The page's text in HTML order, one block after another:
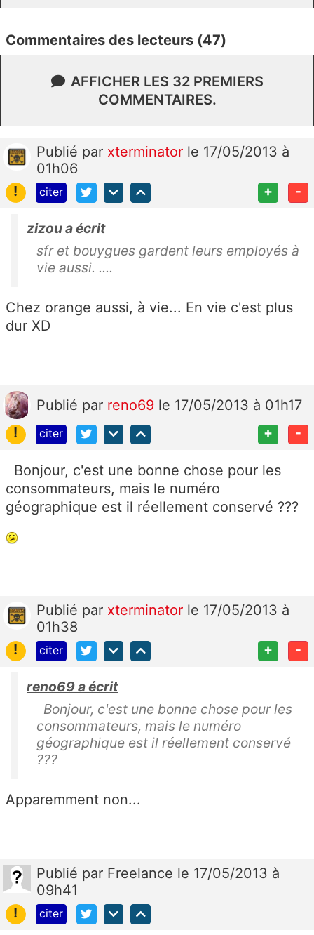
Commentaires des lecteurs (47)
AFFICHER LES 32 PREMIERS
COMMENTAIRES.
Publié par xterminator le 17/05/2013 à
01h06
!
citer + -
zizou a écrit
sfr et bouygues gardent leurs employés à
vie aussi. ....
Chez orange aussi, à vie... En vie c'est plus
dur XD
Publié par reno69 le 17/05/2013 à 01h17
!
citer + -
Bonjour, c'est une bonne chose pour les
consommateurs, mais le numéro
géographique est il réellement conservé ???
Publié par xterminator le 17/05/2013 à
01h38
!
citer + -
reno69 a écrit
Bonjour, c'est une bonne chose pour les
consommateurs, mais le numéro
géographique est il réellement conservé
???
Apparemment non...
Publié par Freelance le 17/05/2013 à
09h41
!
citer